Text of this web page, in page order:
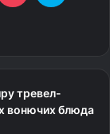
тревел-
вонючих блюда